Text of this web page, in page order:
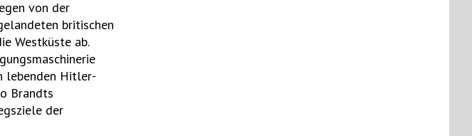
von der
britischen
Westküste ab.
lebenden Hitler-
Brandts
der